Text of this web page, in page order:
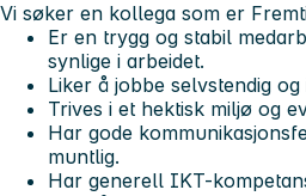
Vi søker en kollega som er
Er en trygg og stabil
synlige i arbeidet.
Liker å jobbe selvstendig
Trives i et hektisk miljø og
Har gode
muntlig.
Har generell IKT-